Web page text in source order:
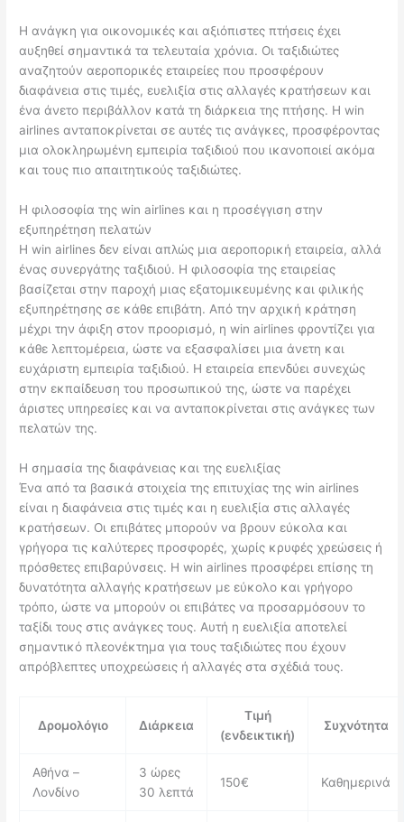
Η ανάγκη για οικονομικές και αξιόπιστες πτήσεις έχει
αυξηθεί σημαντικά τα τελευταία χρόνια. Οι ταξιδιώτες
αναζητούν αεροπορικές εταιρείες που προσφέρουν
διαφάνεια στις τιμές, ευελιξία στις αλλαγές κρατήσεων και
ένα άνετο περιβάλλον κατά τη διάρκεια της πτήσης. Η win
airlines ανταποκρίνεται σε αυτές τις ανάγκες, προσφέροντας
μια ολοκληρωμένη εμπειρία ταξιδιού που ικανοποιεί ακόμα
και τους πιο απαιτητικούς ταξιδιώτες.
Η φιλοσοφία της win airlines και η προσέγγιση στην
εξυπηρέτηση πελατών
Η win airlines δεν είναι απλώς μια αεροπορική εταιρεία, αλλά
ένας συνεργάτης ταξιδιού. Η φιλοσοφία της εταιρείας
βασίζεται στην παροχή μιας εξατομικευμένης και φιλικής
εξυπηρέτησης σε κάθε επιβάτη. Από την αρχική κράτηση
μέχρι την άφιξη στον προορισμό, η win airlines φροντίζει για
κάθε λεπτομέρεια, ώστε να εξασφαλίσει μια άνετη και
ευχάριστη εμπειρία ταξιδιού. Η εταιρεία επενδύει συνεχώς
στην εκπαίδευση του προσωπικού της, ώστε να παρέχει
άριστες υπηρεσίες και να ανταποκρίνεται στις ανάγκες των
πελατών της.
Η σημασία της διαφάνειας και της ευελιξίας
Ένα από τα βασικά στοιχεία της επιτυχίας της win airlines
είναι η διαφάνεια στις τιμές και η ευελιξία στις αλλαγές
κρατήσεων. Οι επιβάτες μπορούν να βρουν εύκολα και
γρήγορα τις καλύτερες προσφορές, χωρίς κρυφές χρεώσεις ή
πρόσθετες επιβαρύνσεις. Η win airlines προσφέρει επίσης τη
δυνατότητα αλλαγής κρατήσεων με εύκολο και γρήγορο
τρόπο, ώστε να μπορούν οι επιβάτες να προσαρμόσουν το
ταξίδι τους στις ανάγκες τους. Αυτή η ευελιξία αποτελεί
σημαντικό πλεονέκτημα για τους ταξιδιώτες που έχουν
απρόβλεπτες υποχρεώσεις ή αλλαγές στα σχέδιά τους.
Δρομολόγιο Διάρκεια
Τιμή
(ενδεικτική)
Συχνότητα
Αθήνα –
Λονδίνο
3 ώρες
30 λεπτά
150€ Καθημερινά